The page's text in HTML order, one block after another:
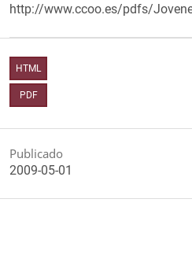
http://www.ccoo.es/pdfs/
HTML
PDF
Publicado
2009-05-01